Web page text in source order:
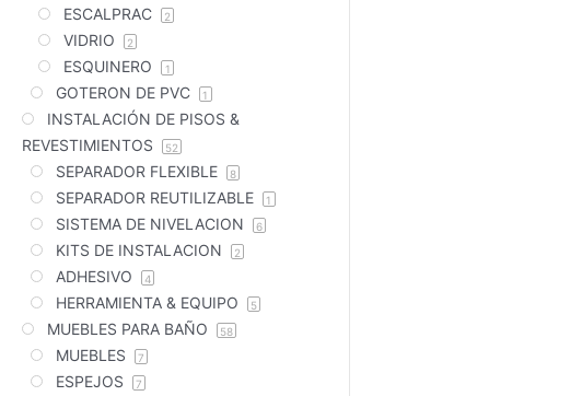
ESCALPRAC 2
VIDRIO 2
ESQUINERO 1
GOTERON DE PVC 1
INSTALACIÓN DE PISOS &
REVESTIMIENTOS
52
SEPARADOR FLEXIBLE 8
SEPARADOR REUTILIZABLE 1
SISTEMA DE NIVELACION 6
KITS DE INSTALACION 2
ADHESIVO 4
HERRAMIENTA & EQUIPO 5
MUEBLES PARA BAÑO 58
MUEBLES 7
ESPEJOS 7